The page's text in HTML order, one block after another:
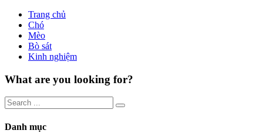
Trang chủ
Chó
Mèo
Bò sát
Kinh nghiệm
What are you looking for?
Danh mục